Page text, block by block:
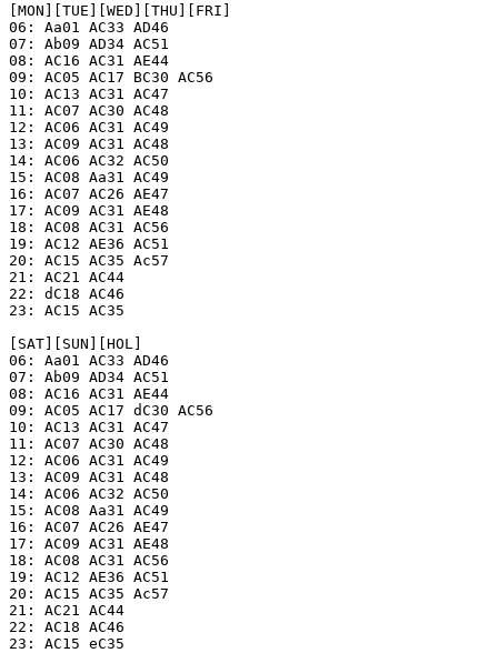
[MON][TUE][WED][THU][FRI]
06: Aa01 AC33 AD46
07: Ab09 AD34 AC51
08: AC16 AC31 AE44
09: AC05 AC17 BC30 AC56
10: AC13 AC31 AC47
11: AC07 AC30 AC48
12: AC06 AC31 AC49
13: AC09 AC31 AC48
14: AC06 AC32 AC50
15: AC08 Aa31 AC49
16: AC07 AC26 AE47
17: AC09 AC31 AE48
18: AC08 AC31 AC56
19: AC12 AE36 AC51
20: AC15 AC35 Ac57
21: AC21 AC44
22: dC18 AC46
23: AC15 AC35
[SAT][SUN][HOL]
06: Aa01 AC33 AD46
07: Ab09 AD34 AC51
08: AC16 AC31 AE44
09: AC05 AC17 dC30 AC56
10: AC13 AC31 AC47
11: AC07 AC30 AC48
12: AC06 AC31 AC49
13: AC09 AC31 AC48
14: AC06 AC32 AC50
15: AC08 Aa31 AC49
16: AC07 AC26 AE47
17: AC09 AC31 AE48
18: AC08 AC31 AC56
19: AC12 AE36 AC51
20: AC15 AC35 Ac57
21: AC21 AC44
22: AC18 AC46
23: AC15 eC35